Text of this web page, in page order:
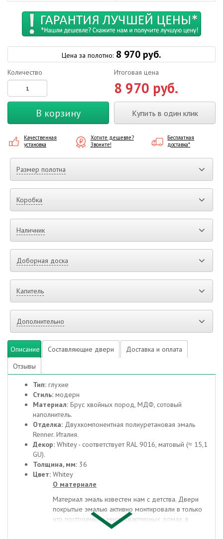
Цена за полотно: 8 970 руб.
Количество Итоговая цена
8 970 руб.
В корзину Купить в один клик
Качественная
установка
Хотите дешевле?
Звоните!
Бесплатная
доставка*
Размер полотна
Коробка
Наличник
Доборная доска
Капитель
Дополнительно
Описание Составляющие двери
Доставка и оплата
Отзывы
Тип: глухие
Стиль: модерн
Материал: Брус хвойных пород, МДФ, сотовый
наполнитель.
Отделка: Двухкомпонентная полиуретановая эмаль
Renner. Италия.
Декор: Whitey - соответствует RAL 9016, матовый (≈ 15,1
GU).
Толщина, мм: 36
Цвет: Whitey
О материале
Материал эмаль известен нам с детства. Двери
покрытые эмалью активно монтировали в только
что построенных многоквартирных домах, в
социальных учреждениях, школах и детских